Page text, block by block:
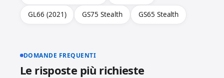
GL66 (2021) GS75 Stealth GS65 Stealth
DOMANDE FREQUENTI
Le risposte più richieste